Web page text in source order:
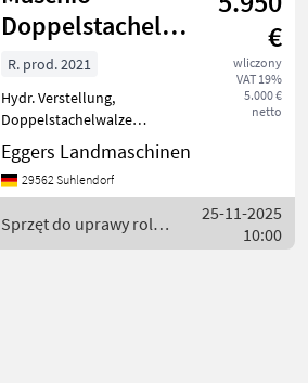
Doppelstachelwalze
345 3m
€
wliczony
VAT 19%
5.000 €
netto
R. prod. 2021
Hydr. Verstellung,
Doppelstachelwalze
passend zu Maschio Artiglio
und Attila mit 3m
Arbeitsbreite / Zustand:
uprawy roli Inny sprzęt do
upr
Eggers Landmaschinen
29562 Suhlendorf
Sprzęt do uprawy roli /
Maschio
25-11-2025
10:00